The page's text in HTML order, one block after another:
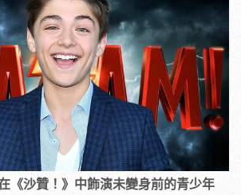
《沙贊！》中飾演未變身前的青少年